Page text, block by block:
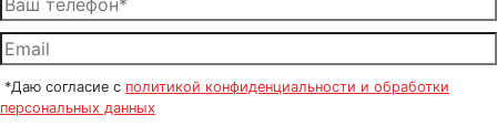
*Даю согласие с политикой конфиденциальности и обработки
персональных данных